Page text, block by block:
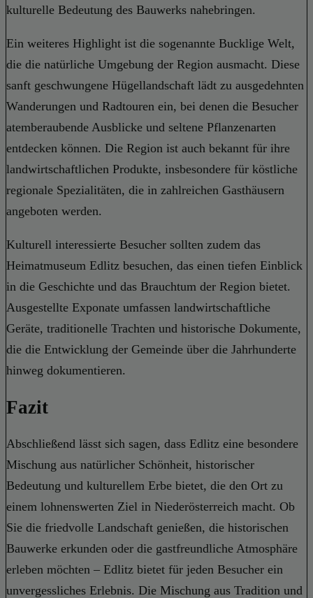
kulturelle Bedeutung des Bauwerks nahebringen.
Ein weiteres Highlight ist die sogenannte Bucklige Welt,
die die natürliche Umgebung der Region ausmacht. Diese
sanft geschwungene Hügellandschaft lädt zu ausgedehnten
Wanderungen und Radtouren ein, bei denen die Besucher
atemberaubende Ausblicke und seltene Pflanzenarten
entdecken können. Die Region ist auch bekannt für ihre
landwirtschaftlichen Produkte, insbesondere für köstliche
regionale Spezialitäten, die in zahlreichen Gasthäusern
angeboten werden.
Kulturell interessierte Besucher sollten zudem das
Heimatmuseum Edlitz besuchen, das einen tiefen Einblick
in die Geschichte und das Brauchtum der Region bietet.
Ausgestellte Exponate umfassen landwirtschaftliche
Geräte, traditionelle Trachten und historische Dokumente,
die die Entwicklung der Gemeinde über die Jahrhunderte
hinweg dokumentieren.
Fazit
Abschließend lässt sich sagen, dass Edlitz eine besondere
Mischung aus natürlicher Schönheit, historischer
Bedeutung und kulturellem Erbe bietet, die den Ort zu
einem lohnenswerten Ziel in Niederösterreich macht. Ob
Sie die friedvolle Landschaft genießen, die historischen
Bauwerke erkunden oder die gastfreundliche Atmosphäre
erleben möchten – Edlitz bietet für jeden Besucher ein
unvergessliches Erlebnis. Die Mischung aus Tradition und